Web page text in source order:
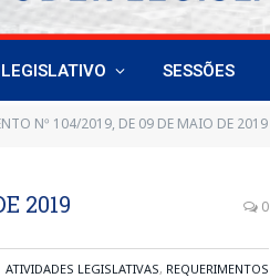
SESSÕES
Nº 104/2019, DE 09 DE MAIO DE 2019
2019 0
ATIVIDADES LEGISLATIVAS, REQUERIMENTOS